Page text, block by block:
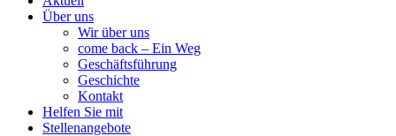
Über uns
Wir über uns
come back – Ein Weg
Geschäftsführung
Geschichte
Kontakt
Helfen Sie mit
Stellenangebote